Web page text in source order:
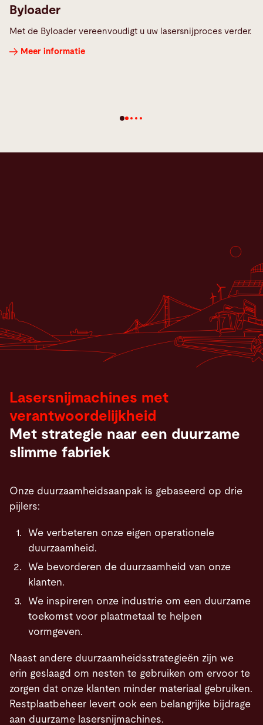
Byloader
Met de Byloader vereenvoudigt u uw lasersnijproces verder.
Meer informatie
Lasersnijmachines met
verantwoordelijkheid
Met strategie naar een duurzame
slimme fabriek
Onze duurzaamheidsaanpak is gebaseerd op drie
pijlers:
We verbeteren onze eigen operationele
duurzaamheid.
We bevorderen de duurzaamheid van onze
klanten.
We inspireren onze industrie om een duurzame
toekomst voor plaatmetaal te helpen
vormgeven.
Naast andere duurzaamheidsstrategieën zijn we
erin geslaagd om nesten te gebruiken om ervoor te
zorgen dat onze klanten minder materiaal gebruiken.
Restplaatbeheer levert ook een belangrijke bijdrage
aan duurzame lasersnijmachines.